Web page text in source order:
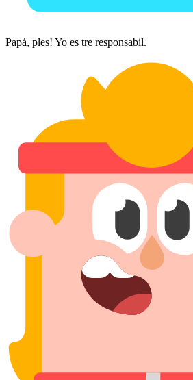
Papá, ples! Yo es tre responsabil.